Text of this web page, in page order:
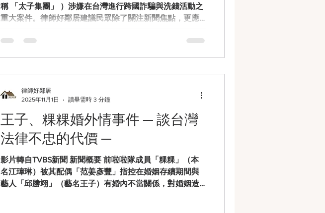
稱 「太子集團」 ）涉嫌在台灣進行跨國詐騙與洗錢活動之
重大案件。律師好鄰居建議民眾除了關注新聞焦點，更應
了解背後法律風險、可能受害情境，以及如何及早進行法
律防護。本文將從 「案情重點」、「風險提醒」、「法律
指出，該集團在台灣建立人頭公司、透過房地產、豪車、
線上博弈平台進行資金洗錢。 例如：台北市「和平大苑」11
戶豪宅、48 車位，實價登錄估約38 億元。 查扣26輛超跑
或豪車，總價約45.2 億元以上。 被偵辦及拘提人數眾多：
檢方兵分47路搜索，拘提25人，包含太子集團在台高階管
／起訴。 二、風險提醒（給潛在受害者／一般民眾） 投資
／工作誘因的偽裝 ：詐騙組織常以 「高薪工作」、「技術
工程師」、「客服外包」 等名義吸引人員加入，實際可能
王子、粿粿婚外情事件 ─ 談台灣
法律不忠的代價 ─
影片轉自TVBS新聞 新聞概要 前啦啦隊成員「粿粿」（本
名江瑋琳）被其配偶「范姜彥豐」指控在婚姻存續期間與
藝人「邱勝翊」（藝名王子）有婚內不當關係，對婚姻造
律師好鄰居
2025年11月1日
讀畢需時 3 分鐘